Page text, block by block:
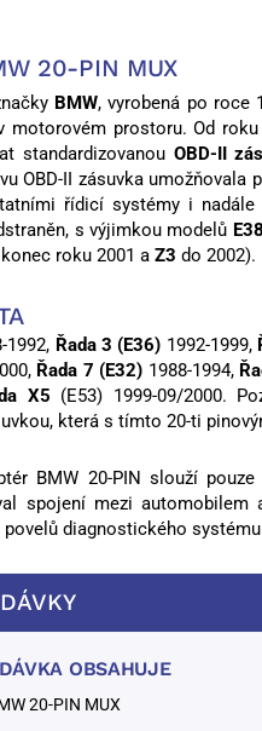
20-PIN MUX
BMW, vyrobená po roce
motorovém prostoru. Od
standardizovanou OBD-II
OBD-II zásuvka
řídicí systémy i nadále
s výjimkou modelů
konec roku 2001 a Z3 do 2002).
1992, Řada 3 (E36) 1992-1999,
Řada 7 (E32) 1988-1994,
X5 (E53) 1999-09/2000.
která s tímto 20-ti
BMW 20-PIN slouží
spojení mezi
povelů diagnostického systému
OBSAHUJE
20-PIN MUX